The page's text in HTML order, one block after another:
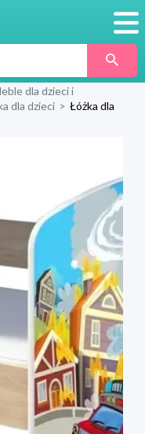
dla dzieci i
dla dzieci > Łóżka dla